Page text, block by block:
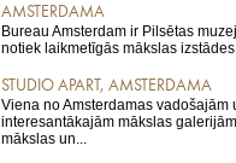
AMSTERDAMA
Bureau Amsterdam ir Pilsētas
notiek laikmetīgās mākslas
STUDIO APART, AMSTERDAMA
Viena no Amsterdamas vadošajām
interesantākajām mākslas
mākslas un...